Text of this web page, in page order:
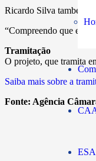
Ricardo Silva também
“Compreendo que essa
Tramitação
O projeto, que tramita
Saiba mais sobre a
Fonte: Agência